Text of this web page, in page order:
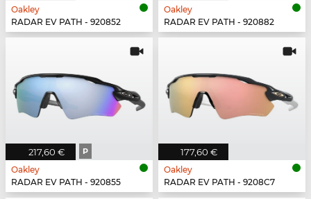
Oakley
RADAR EV PATH - 920852
Oakley
RADAR EV PATH - 920882
217,60 € P
Oakley
RADAR EV PATH - 920855
177,60 €
Oakley
RADAR EV PATH - 9208C7